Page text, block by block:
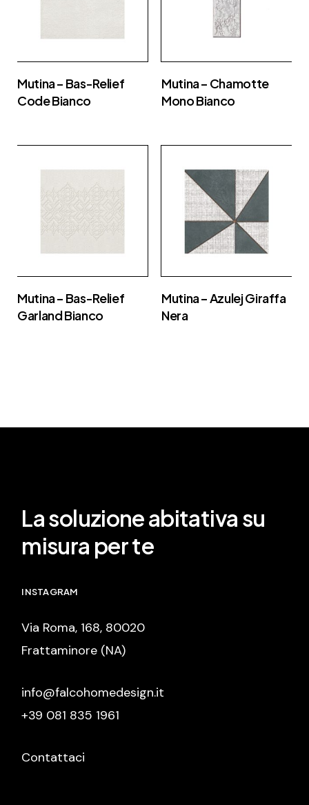
Mutina – Bas-Relief
Code Bianco
Mutina – Chamotte
Mono Bianco
Mutina – Bas-Relief
Garland Bianco
Mutina – Azulej Giraffa
Nera
La soluzione abitativa su
misura per te
INSTAGRAM
Via Roma, 168, 80020
Frattaminore (NA)
info@falcohomedesign.it
+39 081 835 1961
Contattaci